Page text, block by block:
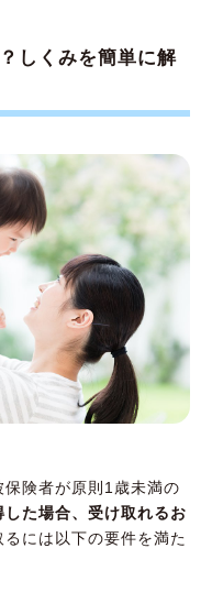
しくみを簡単に解
険者が原則1歳未満の
した場合、受け取れるお
には以下の要件を満た